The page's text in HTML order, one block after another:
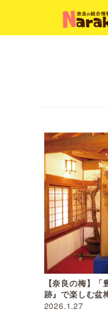
2026.1.27
【奈良の梅】
跡』で楽しむ盆